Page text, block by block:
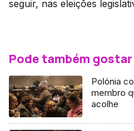
seguir, nas eleições
Pode também gostar
Polónia
membro
acolhe